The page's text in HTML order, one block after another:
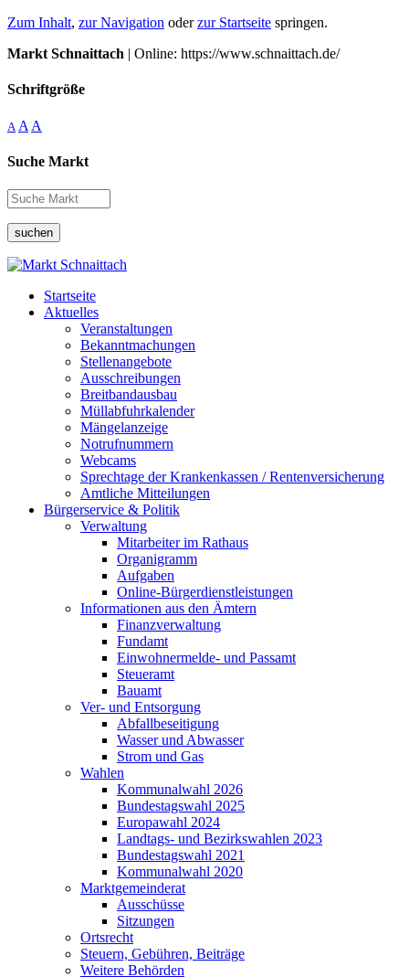
Zum Inhalt, zur Navigation oderzur Startseite springen.
Markt Schnaittach | Online: https://www.schnaittach.de/
Schriftgröße
A A A
Suche Markt
suchen
Startseite
Aktuelles
Veranstaltungen
Bekanntmachungen
Stellenangebote
Ausschreibungen
Breitbandausbau
Müllabfuhrkalender
Mängelanzeige
Notrufnummern
Webcams
Sprechtage der Krankenkassen / Rentenversicherung
Amtliche Mitteilungen
Bürgerservice & Politik
Verwaltung
Mitarbeiter im Rathaus
Organigramm
Aufgaben
Online-Bürgerdienstleistungen
Informationen aus den Ämtern
Finanzverwaltung
Fundamt
Einwohnermelde- und Passamt
Steueramt
Bauamt
Ver- und Entsorgung
Abfallbeseitigung
Wasser und Abwasser
Strom und Gas
Wahlen
Kommunalwahl 2026
Bundestagswahl 2025
Europawahl 2024
Landtags- und Bezirkswahlen 2023
Bundestagswahl 2021
Kommunalwahl 2020
Marktgemeinderat
Ausschüsse
Sitzungen
Ortsrecht
Steuern, Gebühren, Beiträge
Weitere Behörden